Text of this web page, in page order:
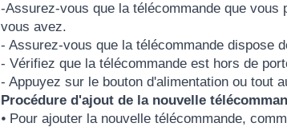
-Assurez-vous que la télécommande que
vous avez.
- Assurez-vous que la télécommande dispose
- Vérifiez que la télécommande est hors de
- Appuyez sur le bouton d'alimentation ou tout
Procédure d'ajout de la nouvelle
⦁ Pour ajouter la nouvelle télécommande,